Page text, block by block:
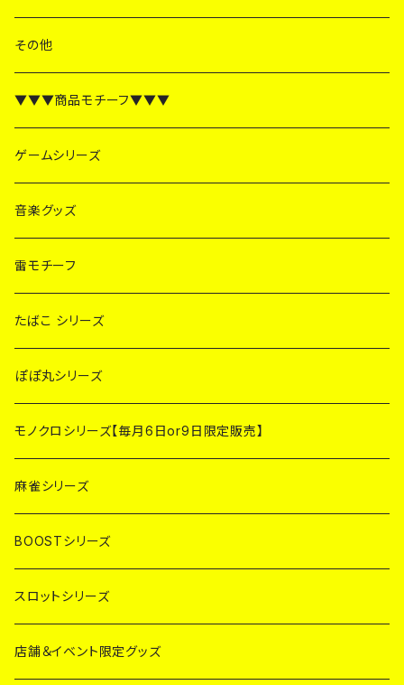
その他
▼▼▼商品モチーフ▼▼▼
ゲームシリーズ
音楽グッズ
雷モチーフ
たばこ シリーズ
ぽぽ丸シリーズ
モノクロシリーズ【毎月6日or9日限定販売】
麻雀シリーズ
BOOSTシリーズ
スロットシリーズ
店舗＆イベント限定グッズ